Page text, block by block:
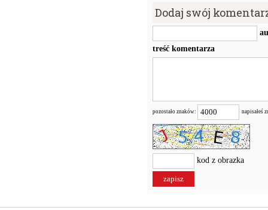
Dodaj swój
treść komentarza
pozostało znaków: napisałeś
kod z obrazka